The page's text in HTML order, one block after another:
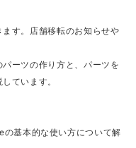
す。店舗移転のお知らせや
ーツの作り方と、パーツを
ています。
基本的な使い方について解